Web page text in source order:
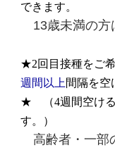
できます。
13歳未満の方
★2回目接種をご
週間以上間隔を空
★ （4週間空ける
す。）
高齢者・一部